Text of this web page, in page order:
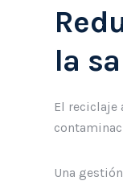
la
El reciclaje
Una